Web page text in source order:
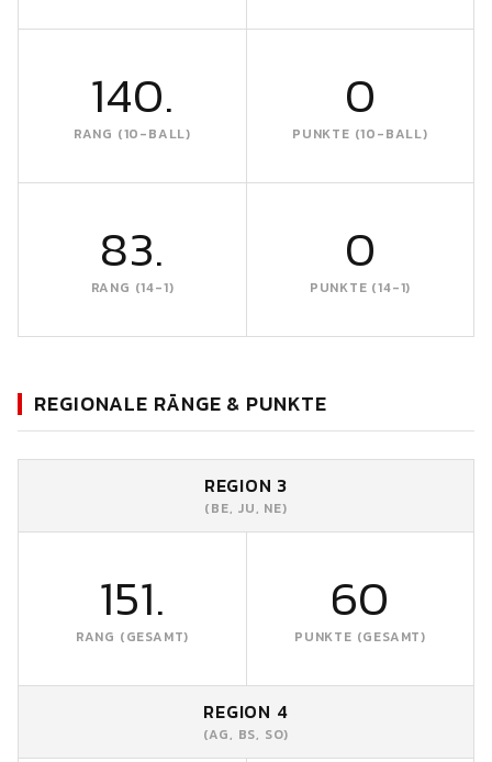
140.
RANG (10-BALL)
0
PUNKTE (10-BALL)
83.
RANG (14-1)
0
PUNKTE (14-1)
REGIONALE RÄNGE & PUNKTE
REGION 3
(BE, JU, NE)
151.
RANG (GESAMT)
60
PUNKTE (GESAMT)
REGION 4
(AG, BS, SO)